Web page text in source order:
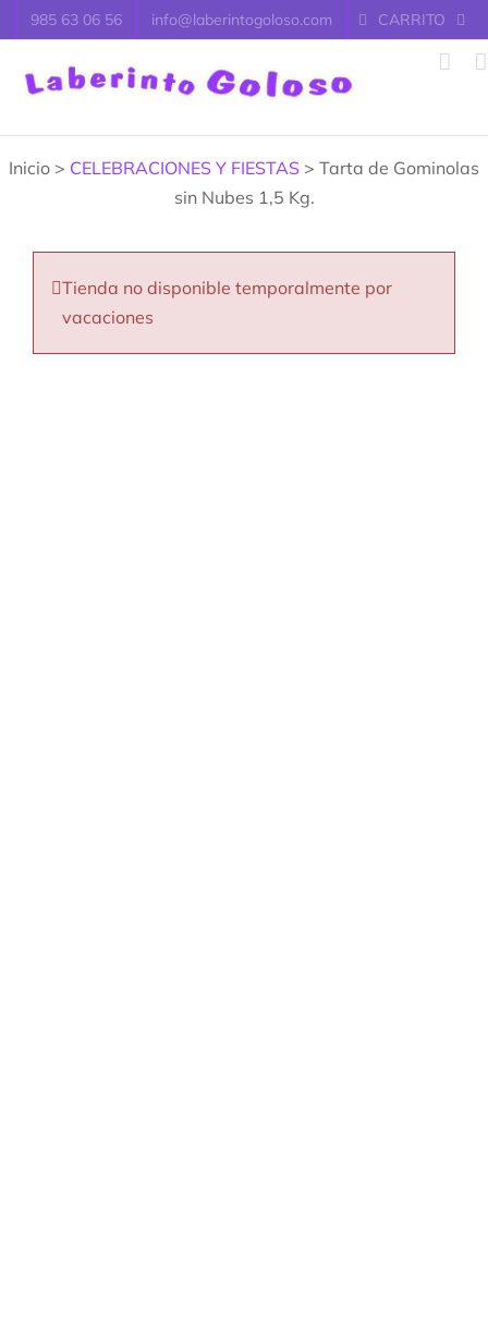
Saltar
al
contenido
985 63 06 56 info@laberintogoloso.com CARRITO
Inicio > CELEBRACIONES Y FIESTAS > Tarta de Gominolas
sin Nubes 1,5 Kg.
Tienda no disponible temporalmente por
vacaciones